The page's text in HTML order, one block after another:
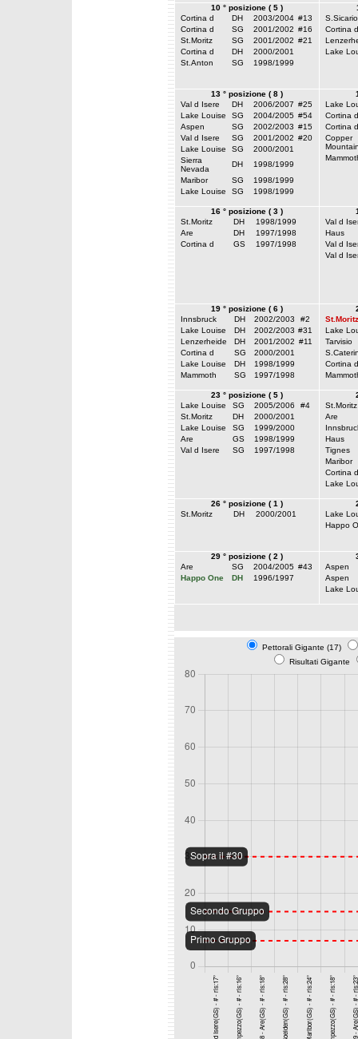
10 ° posizione ( 5 )
Cortina d
DH 2003/2004 #13
Cortina d
SG 2001/2002 #16
St.Moritz
SG 2001/2002 #21
Cortina d
DH
2000/2001
St.Anton
SG 1998/1999
S.Sicario
Cortina d
Lake
13 ° posizione ( 8 )
Val d Isere
DH 2006/2007 #25
Lake Louise
SG 2004/2005 #54
Aspen
SG 2002/2003 #15
Val d Isere
SG 2001/2002 #20
Lake Louise
SG
2000/2001
Sierra
Nevada
DH
1998/1999
Maribor
SG
1998/1999
Lake Louise
SG 1998/1999
Lake
Cortina d
Cortina d
Copper
16 ° posizione ( 3 )
St.Moritz
DH
1998/1999
Are
DH
1997/1998
Cortina d
GS 1997/1998
Val d
Haus
Val d
Val d
19 ° posizione ( 6 )
Innsbruck
DH 2002/2003
#2
Lake Louise
DH 2002/2003 #31
Lenzerheide
DH 2001/2002 #11
Cortina d
SG
2000/2001
Lake Louise
DH
1998/1999
Mammoth
SG 1997/1998
St.Moritz
Lake
Tarvisio
Cortina d
23 ° posizione ( 5 )
Lake Louise
SG 2005/2006
#4
St.Moritz
DH
2000/2001
Lake Louise
SG
1999/2000
Are
GS
1998/1999
Val d Isere
SG 1997/1998
St.Moritz
Are
Haus
Tignes
Maribor
Cortina d
Lake
26 ° posizione ( 1 )
St.Moritz
DH 2000/2001
Lake
Happo
29 ° posizione ( 2 )
Are
SG 2004/2005 #43
Happo One
DH 1996/1997
Aspen
Aspen
Lake
Pettorali Gigante (17)
Risultati Gigante